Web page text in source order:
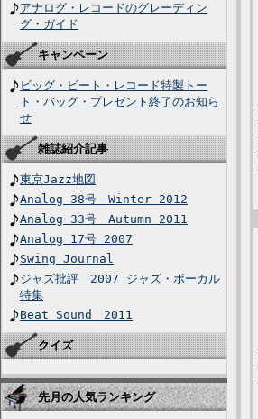
アナログ・レコードのグレーディン
グ・ガイド
キャンペーン
ビッグ・ビート・レコード特製トー
ト・バッグ・プレゼント終了のお知ら
せ
雑誌紹介記事
東京Jazz地図
Analog 38号 Winter 2012
Analog 33号 Autumn 2011
Analog 17号 2007
Swing Journal
ジャズ批評 2007 ジャズ・ボーカル
特集
Beat Sound 2011
クイズ
先月の人気ランキング